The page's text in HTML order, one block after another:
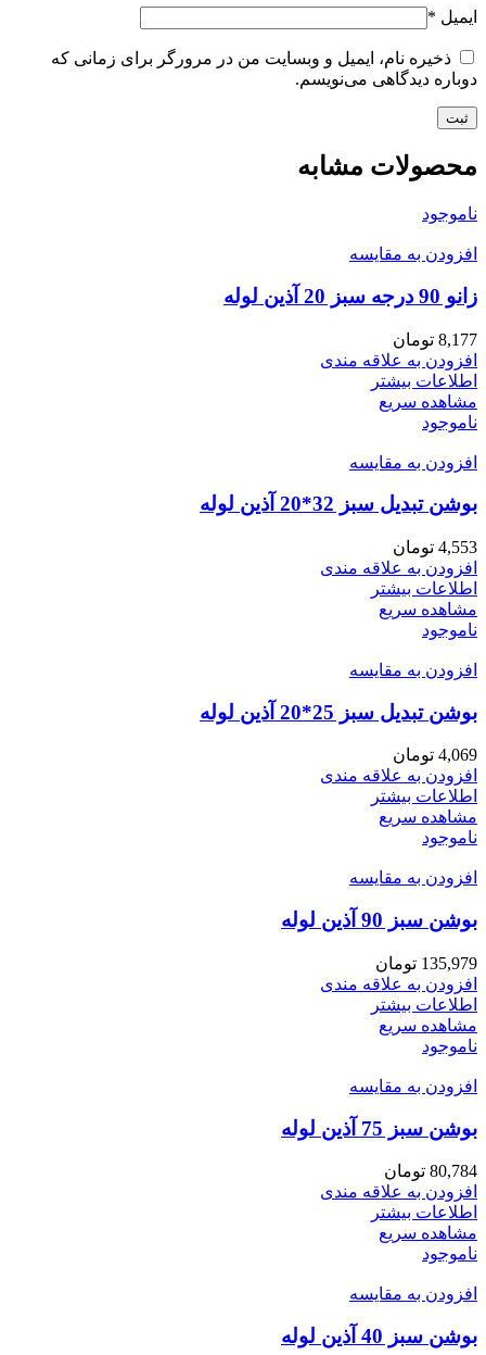
ایمیل *
ذخیره نام، ایمیل و وبسایت من در مرورگر برای زمانی که
دوباره دیدگاهی می‌نویسم.
محصولات مشابه
ناموجود
افزودن به مقایسه
زانو 90 درجه سبز 20 آذین لوله
8,177 تومان
افزودن به علاقه مندی
اطلاعات بیشتر
مشاهده سریع
ناموجود
افزودن به مقایسه
بوشن تبدیل سبز 32*20 آذین لوله
4,553 تومان
افزودن به علاقه مندی
اطلاعات بیشتر
مشاهده سریع
ناموجود
افزودن به مقایسه
بوشن تبدیل سبز 25*20 آذین لوله
4,069 تومان
افزودن به علاقه مندی
اطلاعات بیشتر
مشاهده سریع
ناموجود
افزودن به مقایسه
بوشن سبز 90 آذین لوله
135,979 تومان
افزودن به علاقه مندی
اطلاعات بیشتر
مشاهده سریع
ناموجود
افزودن به مقایسه
بوشن سبز 75 آذین لوله
80,784 تومان
افزودن به علاقه مندی
اطلاعات بیشتر
مشاهده سریع
ناموجود
افزودن به مقایسه
بوشن سبز 40 آذین لوله